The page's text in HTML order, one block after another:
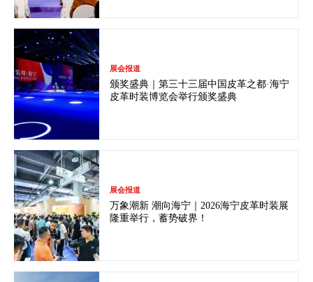
展会报道
颁奖盛典｜第三十三届中国皮革之都·海宁
皮革时装博览会举行颁奖盛典
展会报道
万象潮新 潮向海宁｜2026海宁皮革时装展
隆重举行，蓄势破界！